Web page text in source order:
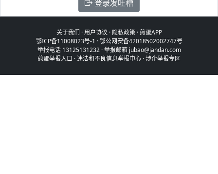
登录发吐槽
关于我们 ·用户协议 · 隐私政策·煎蛋APP
鄂ICP备11008023号-1 ·鄂公网安备42018502002747号
举报电话 13125131232 · 举报邮箱 jubao@jandan.com
煎蛋举报入口 ·违法和不良信息举报中心 ·涉企举报专区